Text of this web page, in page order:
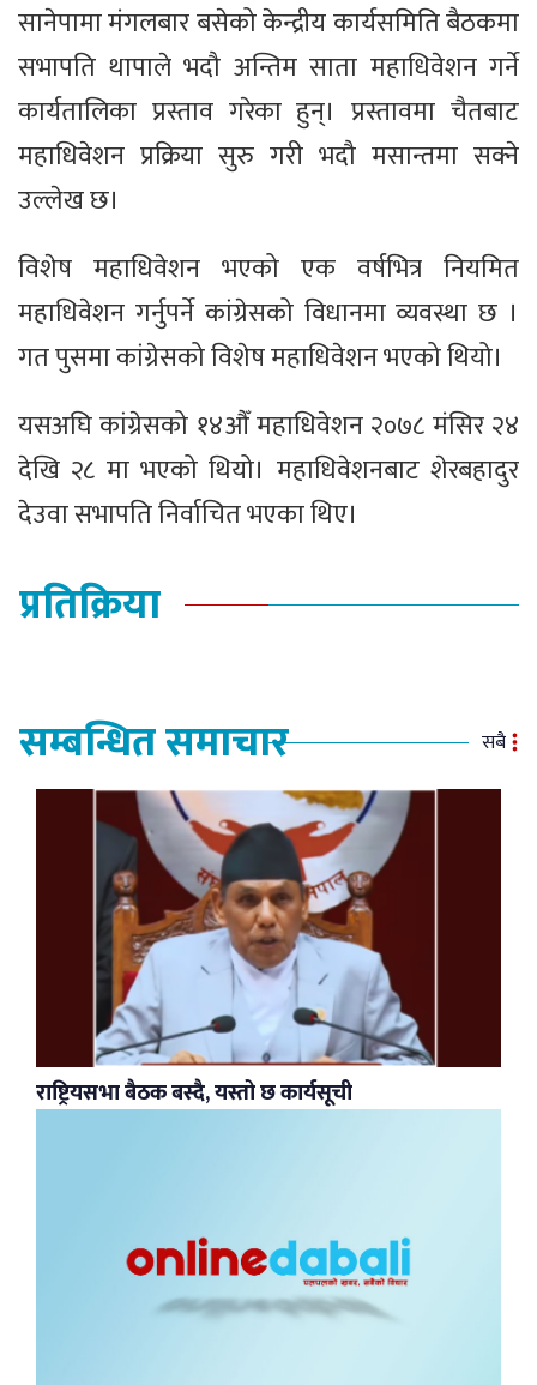
सानेपामा मंगलबार बसेको केन्द्रीय कार्यसमिति बैठकमा
सभापति थापाले भदौ अन्तिम साता महाधिवेशन गर्ने
कार्यतालिका प्रस्ताव गरेका हुन्। प्रस्तावमा चैतबाट
महाधिवेशन प्रक्रिया सुरु गरी भदौ मसान्तमा सक्ने
उल्लेख छ।
विशेष महाधिवेशन भएको एक वर्षभित्र नियमित
महाधिवेशन गर्नुपर्ने कांग्रेसको विधानमा व्यवस्था छ ।
गत पुसमा कांग्रेसको विशेष महाधिवेशन भएको थियो।
यसअघि कांग्रेसको १४औँ महाधिवेशन २०७८ मंसिर २४
देखि २८ मा भएको थियो। महाधिवेशनबाट शेरबहादुर
देउवा सभापति निर्वाचित भएका थिए।
प्रतिक्रिया
सम्बन्धित समाचार सबै
राष्ट्रियसभा बैठक बस्दै, यस्तो छ कार्यसूची